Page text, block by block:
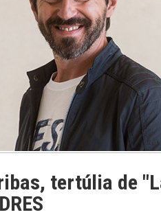
tertúlia de